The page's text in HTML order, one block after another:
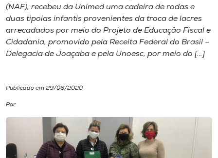
I.nova
Diplomados
(NAF), recebeu da Unimed uma cadeira de rodas e
duas tipoias infantis provenientes da troca de lacres
arrecadados por meio do Projeto de Educação Fiscal e
Cidadania, promovido pela Receita Federal do Brasil –
Delegacia de Joaçaba e pela Unoesc, por meio do […]
Publicado em 29/06/2020
Por